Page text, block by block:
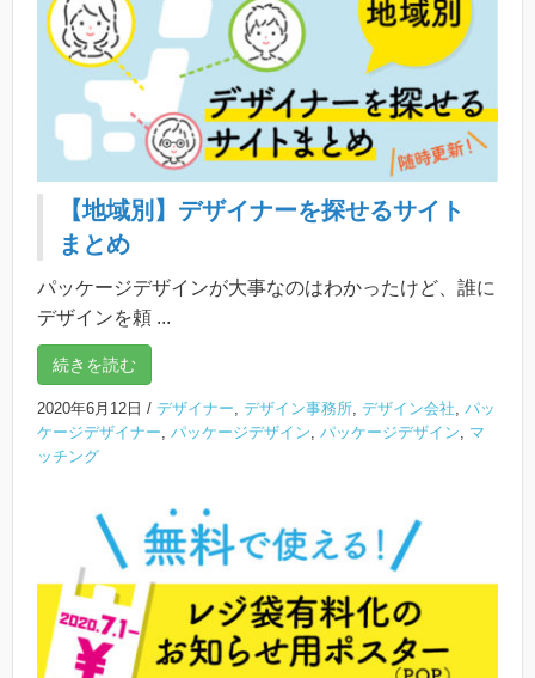
【地域別】デザイナーを探せるサイト
まとめ
パッケージデザインが大事なのはわかったけど、誰に
デザインを頼 ...
続きを読む
2020年6月12日 / デザイナー デザイン事務所 デザイン会社 パッ
ケージデザイナー パッケージデザイン パッケージデザイン
マ
ッチング